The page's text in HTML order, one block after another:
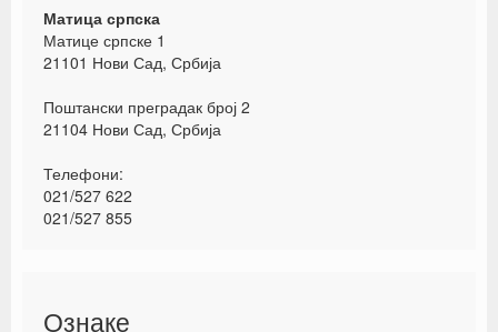
Матица српска
Матице српске 1
21101 Нови Сад, Србија
Поштански преградак број 2
21104 Нови Сад, Србија
Телефони:
021/527 622
021/527 855
Ознаке